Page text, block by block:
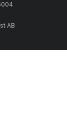
AB